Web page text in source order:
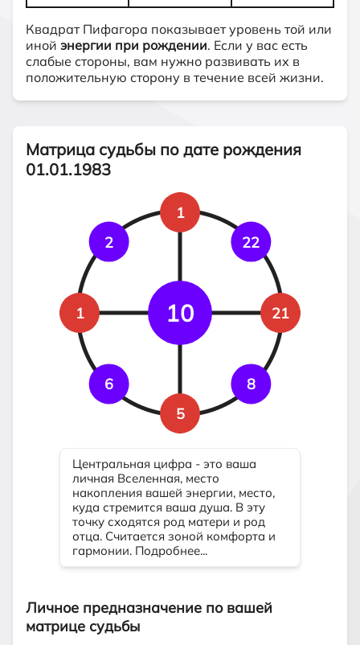
Квадрат Пифагора показывает уровень той или
иной энергии при рождении. Если у вас есть
слабые стороны, вам нужно развивать их в
положительную сторону в течение всей жизни.
Матрица судьбы по дате рождения
01.01.1983
1
1
21
5
2 22
8
6
10
Личное предназначение по вашей
матрице судьбы